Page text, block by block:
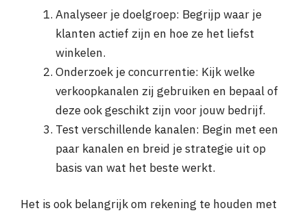
Analyseer je doelgroep: Begrijp waar je
klanten actief zijn en hoe ze het liefst
winkelen.
Onderzoek je concurrentie: Kijk welke
verkoopkanalen zij gebruiken en bepaal of
deze ook geschikt zijn voor jouw bedrijf.
Test verschillende kanalen: Begin met een
paar kanalen en breid je strategie uit op
basis van wat het beste werkt.
Het is ook belangrijk om rekening te houden met